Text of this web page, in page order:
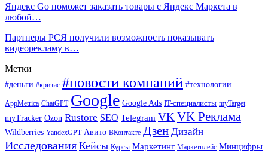
Яндекс Go поможет заказать товары с Яндекс Маркета в
любой…
Партнеры РСЯ получили возможность показывать
видеорекламу в…
Метки
#деньги #кризис #новости компаний #технологии
AppMetrica ChatGPT Google Google Ads IT-специалисты myTarget
myTracker Ozon Rustore SEO Telegram VK VK Реклама
Wildberries YandexGPT Авито ВКонтакте Дзен Дизайн
Исследования Кейсы Курсы Маркетинг Маркетплейс Минцифры